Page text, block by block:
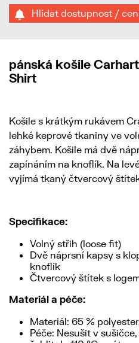
Hlídat dostupnost /
pánská košile
Shirt
Košile s krátkým rukávem
lehké keprové tkaniny ve
záhybem. Košile má dvě
zapínáním na knoflík. Na
vyjímá tkaný čtvercový
Specifikace:
Volný střih (loose fit)
Dvě náprsní kapsy s
knoflík
Čtvercový štítek s
Materiál a péče:
Materiál: 65 %
Péče: Nesušit v